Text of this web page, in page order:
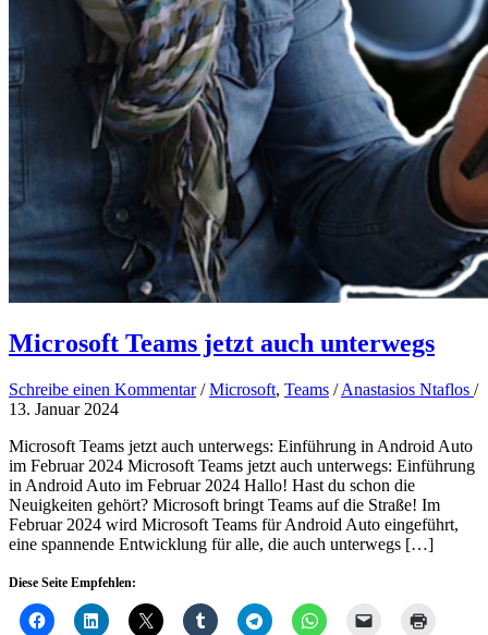
Microsoft Teams jetzt auch unterwegs
Schreibe einen Kommentar /Microsoft, Teams /Anastasios Ntaflos /
13. Januar 2024
Microsoft Teams jetzt auch unterwegs: Einführung in Android Auto
im Februar 2024 Microsoft Teams jetzt auch unterwegs: Einführung
in Android Auto im Februar 2024 Hallo! Hast du schon die
Neuigkeiten gehört? Microsoft bringt Teams auf die Straße! Im
Februar 2024 wird Microsoft Teams für Android Auto eingeführt,
eine spannende Entwicklung für alle, die auch unterwegs […]
Diese Seite Empfehlen: